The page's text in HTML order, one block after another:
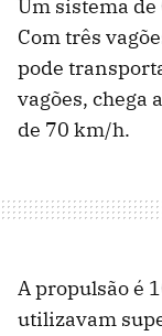
Um sistema de
Com três
pode
vagões, chega
de 70 km/h.
A propulsão é
utilizavam